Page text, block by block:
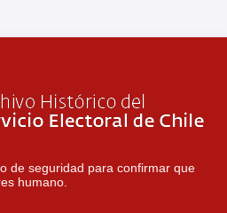
de seguridad para confirmar que
humano.